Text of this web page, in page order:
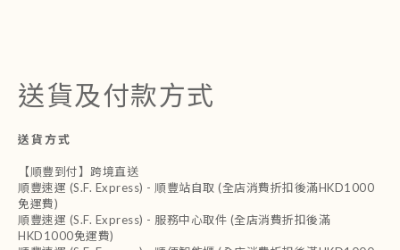
送貨及付款方式
送貨方式
【順豐到付】跨境直送
順豐速運 (S.F. Express) - 順豐站自取 (全店消費折扣後滿HKD1000
免運費)
順豐速運 (S.F. Express) - 服務中心取件 (全店消費折扣後滿
HKD1000免運費)